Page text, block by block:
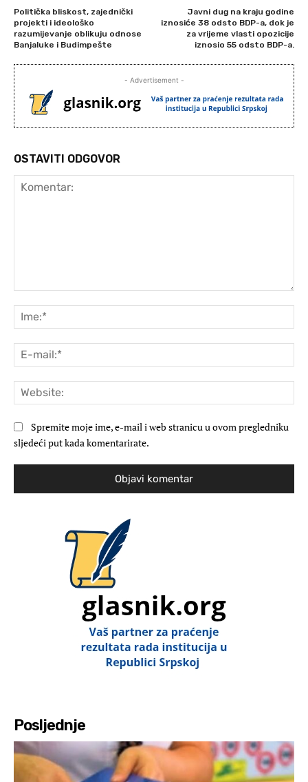
Politička bliskost, zajednički
projekti i ideološko
razumijevanje oblikuju odnose
Banjaluke i Budimpešte
Javni dug na kraju godine
iznosiće 38 odsto BDP-a, dok je
za vrijeme vlasti opozicije
iznosio 55 odsto BDP-a.
- Advertisement -
OSTAVITI ODGOVOR
Spremite moje ime, e-mail i web stranicu u ovom pregledniku
sljedeći put kada komentarirate.
Posljednje